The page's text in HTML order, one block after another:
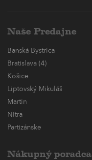
Naše Predajne
Banská Bystrica
Bratislava (4)
Košice
Liptovský Mikuláš
Martin
Nitra
Partizánske
Nákupný poradca